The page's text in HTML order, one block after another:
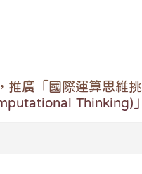
推廣「國際運算思維
Thinking)